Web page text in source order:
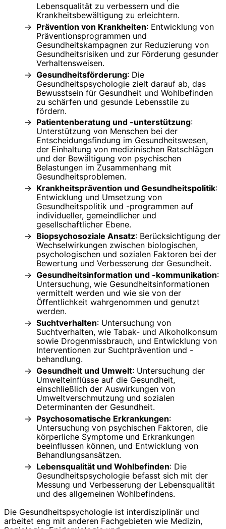
Lebensqualität zu verbessern und die
Krankheitsbewältigung zu erleichtern.
Prävention von Krankheiten: Entwicklung von
Präventionsprogrammen und
Gesundheitskampagnen zur Reduzierung von
Gesundheitsrisiken und zur Förderung gesunder
Verhaltensweisen.
Gesundheitsförderung: Die
Gesundheitspsychologie zielt darauf ab, das
Bewusstsein für Gesundheit und Wohlbefinden
zu schärfen und gesunde Lebensstile zu
fördern.
Patientenberatung und -unterstützung:
Unterstützung von Menschen bei der
Entscheidungsfindung im Gesundheitswesen,
der Einhaltung von medizinischen Ratschlägen
und der Bewältigung von psychischen
Belastungen im Zusammenhang mit
Gesundheitsproblemen.
Krankheitsprävention und Gesundheitspolitik:
Entwicklung und Umsetzung von
Gesundheitspolitik und -programmen auf
individueller, gemeindlicher und
gesellschaftlicher Ebene.
Biopsychosoziale Ansatz: Berücksichtigung der
Wechselwirkungen zwischen biologischen,
psychologischen und sozialen Faktoren bei der
Bewertung und Verbesserung der Gesundheit.
Gesundheitsinformation und -kommunikation:
Untersuchung, wie Gesundheitsinformationen
vermittelt werden und wie sie von der
Öffentlichkeit wahrgenommen und genutzt
werden.
Suchtverhalten: Untersuchung von
Suchtverhalten, wie Tabak- und Alkoholkonsum
sowie Drogenmissbrauch, und Entwicklung von
Interventionen zur Suchtprävention und -
behandlung.
Gesundheit und Umwelt: Untersuchung der
Umwelteinflüsse auf die Gesundheit,
einschließlich der Auswirkungen von
Umweltverschmutzung und sozialen
Determinanten der Gesundheit.
Psychosomatische Erkrankungen:
Untersuchung von psychischen Faktoren, die
körperliche Symptome und Erkrankungen
beeinflussen können, und Entwicklung von
Behandlungsansätzen.
Lebensqualität und Wohlbefinden: Die
Gesundheitspsychologie befasst sich mit der
Messung und Verbesserung der Lebensqualität
und des allgemeinen Wohlbefindens.
Die Gesundheitspsychologie ist interdisziplinär und
arbeitet eng mit anderen Fachgebieten wie Medizin,